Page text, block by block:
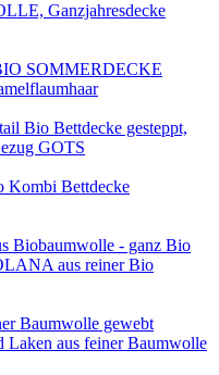
Ganzjahresdecke
SOMMERDECKE
Bio Bettdecke gesteppt,
GOTS
Kombi Bettdecke
Bio
aus reiner Bio
aus feiner Baumwolle